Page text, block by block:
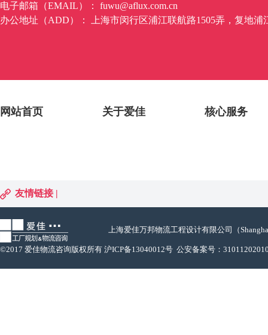
电子邮箱（EMAIL）： fuwu@aflux.com.cn
办公地址（ADD）： 上海市闵行区浦江联航路1505弄，复地浦
网站首页 关于爱佳 核心服务
友情链接 |
上海爱佳万邦物流工程设计有限公司（
©2017 爱佳物流咨询版权所有 沪ICP备13040012号 公安备案号：